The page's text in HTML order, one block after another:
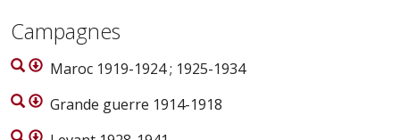
Campagnes
Maroc 1919-1924 ; 1925-1934
Grande guerre 1914-1918